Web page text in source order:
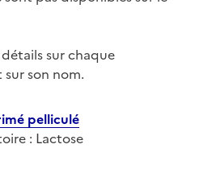
sur chaque
son nom.
pelliculé
: Lactose